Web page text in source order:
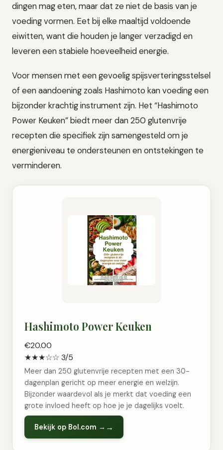
dingen mag eten, maar dat ze niet de basis van je
voeding vormen. Eet bij elke maaltijd voldoende
eiwitten, want die houden je langer verzadigd en
leveren een stabiele hoeveelheid energie.
Voor mensen met een gevoelig spijsverteringsstelsel
of een aandoening zoals Hashimoto kan voeding een
bijzonder krachtig instrument zijn. Het “Hashimoto
Power Keuken” biedt meer dan 250 glutenvrije
recepten die specifiek zijn samengesteld om je
energieniveau te ondersteunen en ontstekingen te
verminderen.
Hashimoto Power Keuken
€20.00
★★★☆☆ 3/5
Meer dan 250 glutenvrije recepten met een 30-
dagenplan gericht op meer energie en welzijn.
Bijzonder waardevol als je merkt dat voeding een
grote invloed heeft op hoe je je dagelijks voelt.
Bekijk op Bol.com →